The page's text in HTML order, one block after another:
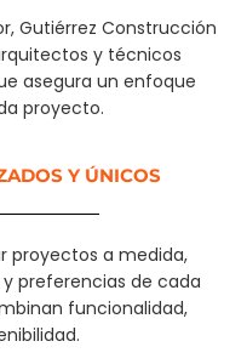
Gutiérrez Construcción
y técnicos
asegura un enfoque
proyecto.
Y ÚNICOS
proyectos a medida,
preferencias de cada
funcionalidad,